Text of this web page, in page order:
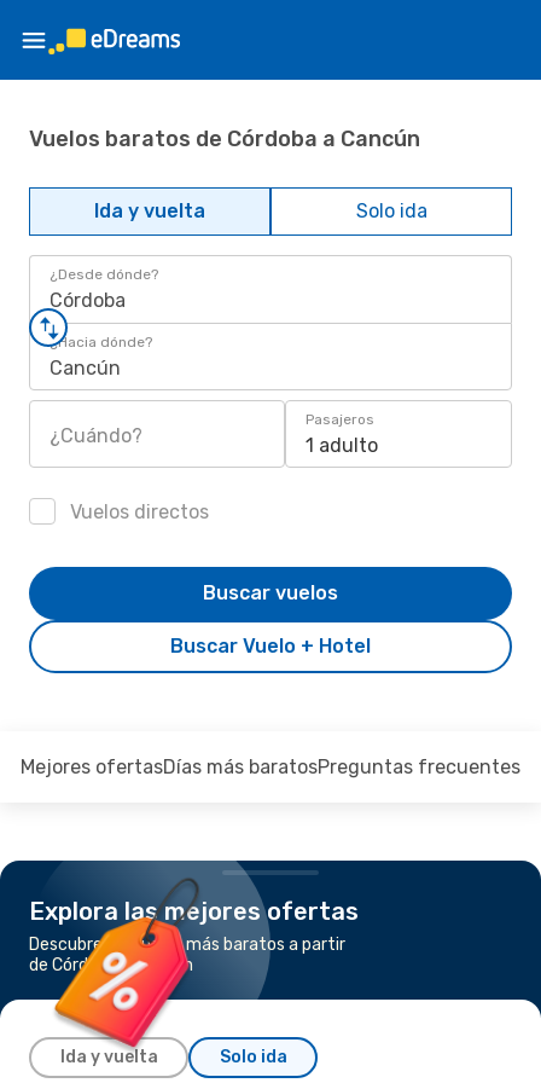
Vuelos baratos de Córdoba a Cancún
Ida y vuelta Solo ida
¿Desde dónde?
Córdoba
¿Hacia dónde?
Cancún
¿Cuándo?
Pasajeros
1 adulto
Vuelos directos
Buscar Vuelo + Hotel
Buscar vuelos
Mejores ofertasDías más baratosPreguntas frecuentes
Explora las mejores ofertas
Descubre los vuelos más baratos a partir
de Córdoba a Cancún
Ida y vuelta Solo ida